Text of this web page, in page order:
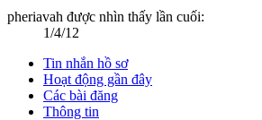
pheriavah được nhìn thấy lần cuối:
1/4/12
Tin nhắn hồ sơ
Hoạt động gần đây
Các bài đăng
Thông tin